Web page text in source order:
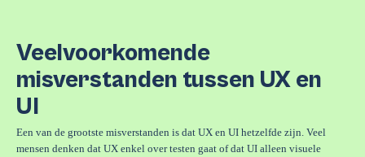
Veelvoorkomende
misverstanden tussen UX en
UI
Een van de grootste misverstanden is dat UX en UI hetzelfde zijn. Veel
mensen denken dat UX enkel over testen gaat of dat UI alleen visuele